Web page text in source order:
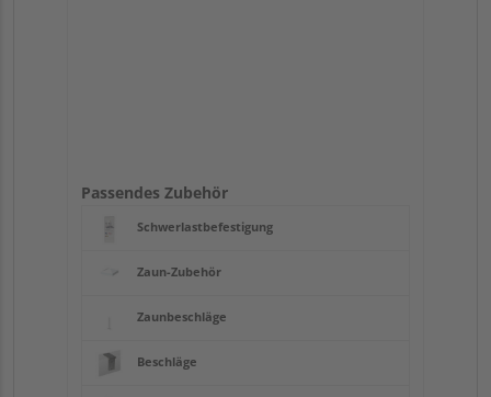
Passendes Zubehör
Schwerlastbefestigung
Zaun-Zubehör
Zaunbeschläge
Beschläge